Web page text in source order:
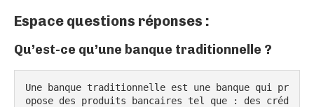
Espace questions réponses :
Qu’est-ce qu’une banque traditionnelle ?
Une banque traditionnelle est une banque qui pr
opose des produits bancaires tel que : des créd